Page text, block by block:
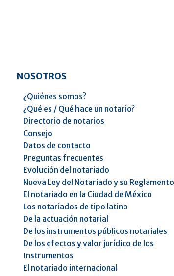
NOSOTROS
¿Quiénes somos?
¿Qué es / Qué hace un notario?
Directorio de notarios
Consejo
Datos de contacto
Preguntas frecuentes
Evolución del notariado
Nueva Ley del Notariado y su Reglamento
El notariado en la Ciudad de México
Los notariados de tipo latino
De la actuación notarial
De los instrumentos públicos notariales
De los efectos y valor jurídico de los
Instrumentos
El notariado internacional